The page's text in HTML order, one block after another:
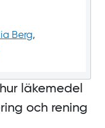
Berg,
läkemedel
och rening